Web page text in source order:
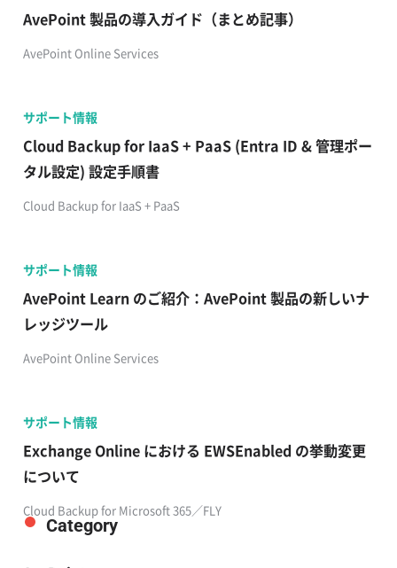
AvePoint 製品の導入ガイド（まとめ記事）
AvePoint Online Services
サポート情報
Cloud Backup for IaaS + PaaS (Entra ID & 管理ポー
タル設定) 設定手順書
Cloud Backup for IaaS + PaaS
サポート情報
AvePoint Learn のご紹介：AvePoint 製品の新しいナ
レッジツール
AvePoint Online Services
サポート情報
Exchange Online における EWSEnabled の挙動変更
について
Cloud Backup for Microsoft 365／FLY
Category